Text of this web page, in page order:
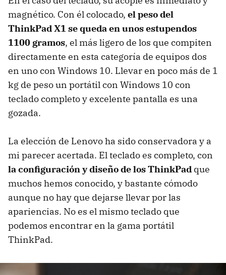
magnético. Con él colocado, el peso del
ThinkPad X1 se queda en unos estupendos
1100 gramos, el más ligero de los que compiten
directamente en esta categoría de equipos dos
en uno con Windows 10. Llevar en poco más de 1
kg de peso un portátil con Windows 10 con
teclado completo y excelente pantalla es una
gozada.
La elección de Lenovo ha sido conservadora y a
mi parecer acertada. El teclado es completo, con
la configuración y diseño de los ThinkPad que
muchos hemos conocido, y bastante cómodo
aunque no hay que dejarse llevar por las
apariencias. No es el mismo teclado que
podemos encontrar en la gama portátil
ThinkPad.